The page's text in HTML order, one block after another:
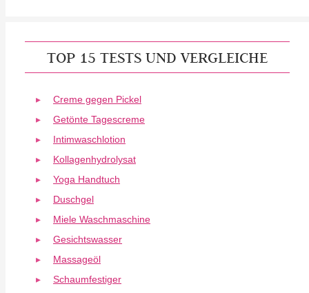
TOP 15 TESTS UND VERGLEICHE
Creme gegen Pickel
Getönte Tagescreme
Intimwaschlotion
Kollagenhydrolysat
Yoga Handtuch
Duschgel
Miele Waschmaschine
Gesichtswasser
Massageöl
Schaumfestiger